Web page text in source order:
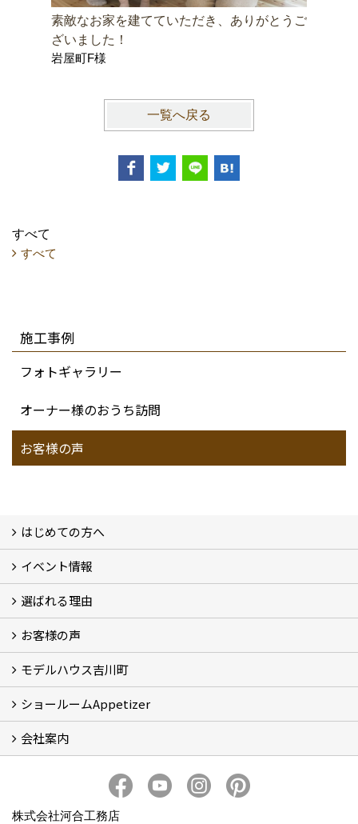
素敵なお家を建てていただき、ありがとうご
ざいました！
岩屋町F様
一覧へ戻る
すべて
すべて
施工事例
フォトギャラリー
オーナー様のおうち訪問
お客様の声
はじめての方へ
フォトギャラリー
性能について
自然素材のお家
オーナー様のおうち訪問
イベント情報
イベント情報
選ばれる理由
5つのやさしさ宣言
3つのプロ宣言
お家づくりスケジュール
お客様の声
お客様の声
モデルハウス吉川町
吉川町モデルハウス
ショールームAppetizer
Appetizer(ショールーム)
Appetizer(レンタルスペース)
会社案内
社長 河合智之の想い
求人情報 Recruit
株式会社河合工務店